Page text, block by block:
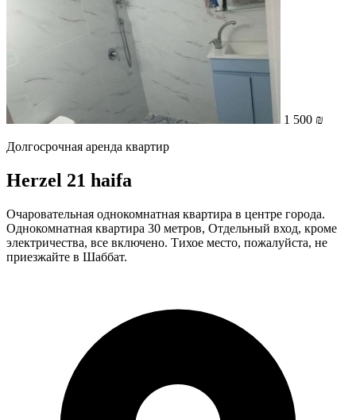
1 500 ₪
Долгосрочная аренда квартир
Herzel 21 haifa
Очаровательная однокомнатная квартира в центре города.
Однокомнатная квартира 30 метров, Отдельный вход, кроме
электричества, все включено. Тихое место, пожалуйста, не
приезжайте в Шаббат.